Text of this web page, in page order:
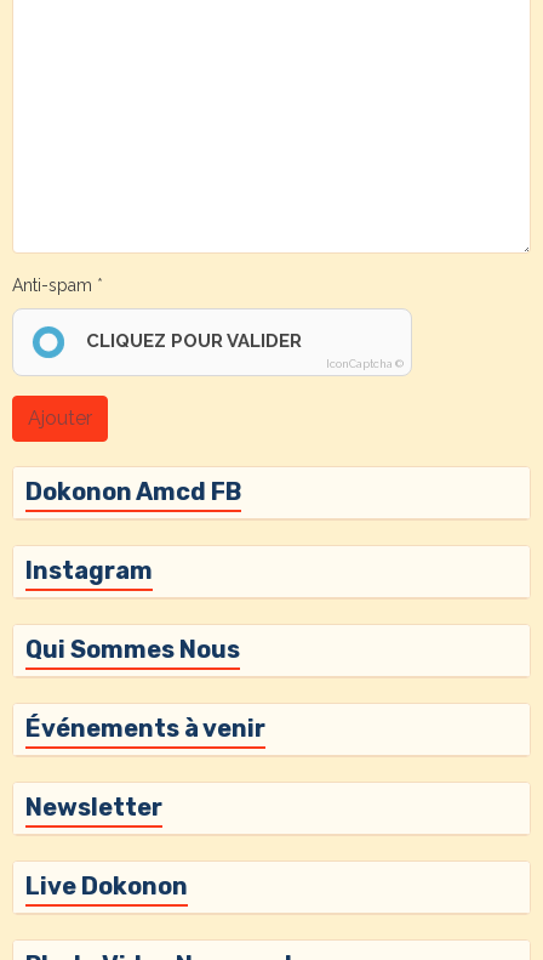
Anti-spam
CLIQUEZ POUR VALIDER
IconCaptcha ©
Ajouter
Dokonon Amcd FB
Instagram
Qui Sommes Nous
Événements à venir
Newsletter
Live Dokonon